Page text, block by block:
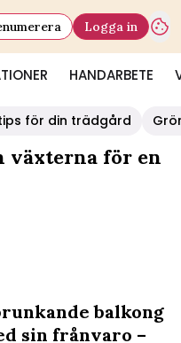
HANDARBETE
Logga in
för din trädgård
växterna för en
balkong
sin frånvaro –